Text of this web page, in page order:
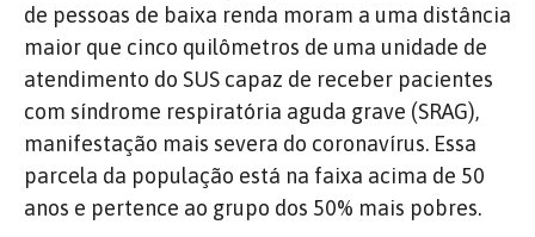
de pessoas de baixa renda moram a uma distância
maior que cinco quilômetros de uma unidade de
atendimento do SUS capaz de receber pacientes
com síndrome respiratória aguda grave (SRAG),
manifestação mais severa do coronavírus. Essa
parcela da população está na faixa acima de 50
anos e pertence ao grupo dos 50% mais pobres.